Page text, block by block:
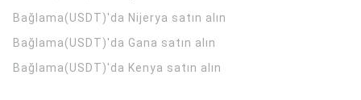
Bağlama(USDT)'da Nijerya satın alın
Bağlama(USDT)'da Gana satın alın
Bağlama(USDT)'da Kenya satın alın